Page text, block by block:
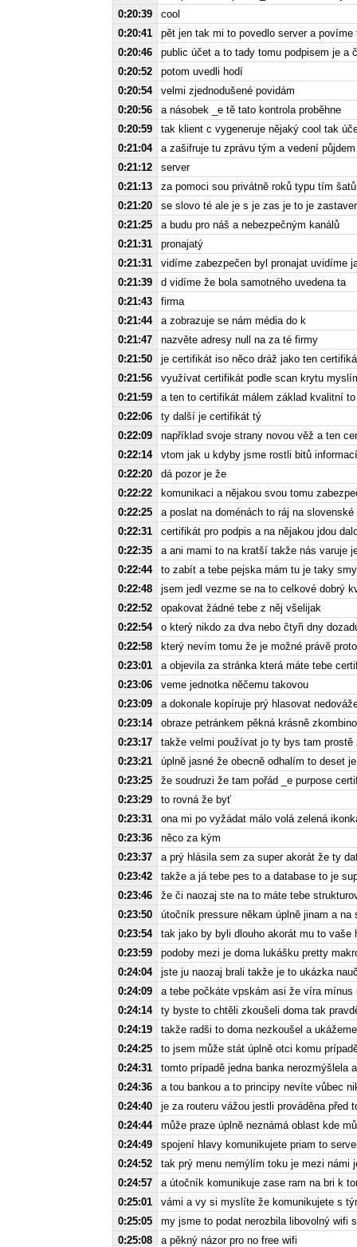
0:20:39
cool
0:20:41
pět jen tak mi to povedlo server a povíme
0:20:46
public účet a to tady tomu podpisem je a
0:20:52
potom uvedli hodí
0:20:54
velmi zjednodušené povidám
0:20:56
a násobek _e tě tato kontrola proběhne
0:20:59
tak klient c vygeneruje nějaký cool tak
0:21:04
a zašifruje tu zprávu tým a vedení
0:21:12
server
0:21:13
za pomoci sou privátně roků typu tím
0:21:20
se slovo té ale je s je zas je to je
0:21:25
a budu pro náš a nebezpečným kanálů
0:21:31
pronajatý
0:21:31
vidíme zabezpečen byl pronajat uvidíme
0:21:39
d vidíme že bola samotného uvedena ta
0:21:43
firma
0:21:44
a zobrazuje se nám média do k
0:21:47
nazvěte adresy null na za té firmy
0:21:50
je certifikát iso něco dráž jako ten
0:21:56
využívat certifikát podle scan krytu
0:21:59
a ten to certifikát málem základ kvalitní
0:22:06
ty další je certifikát tý
0:22:09
například svoje strany novou věž a ten
0:22:14
vtom jak u kdyby jsme rostli bitů
0:22:20
dá pozor je že
0:22:22
komunikaci a nějakou svou tomu
0:22:25
a poslat na doménách to ráj na
0:22:31
certifikát pro podpis a na nějakou jdou
0:22:35
a ani mami to na kratší takže nás varuje
0:22:44
to zabít a tebe pejska mám tu je taky
0:22:48
jsem jedl vezme se na to celkové dobrý
0:22:52
opakovat žádné tebe z něj všelijak
0:22:54
o který nikdo za dva nebo čtyři dny
0:22:58
který nevím tomu že je možné právě
0:23:01
a objevila za stránka která máte tebe
0:23:06
veme jednotka něčemu takovou
0:23:09
a dokonale kopíruje prý hlasovat
0:23:14
obraze petránkem pěkná krásně
0:23:17
takže velmi používat jo ty bys tam
0:23:21
úplně jasné že obecně odhalím to deset
0:23:25
že soudruzi že tam pořád _e purpose
0:23:29
to rovná že byť
0:23:31
ona mi po vyžádat málo volá zelená
0:23:36
něco za kým
0:23:37
a prý hlásila sem za super akorát že ty
0:23:42
takže a já tebe pes to a database to je
0:23:46
že či naozaj ste na to máte tebe
0:23:50
útočník pressure někam úplně jinam a na
0:23:54
tak jako by byli dlouho akorát mu to vaše
0:23:59
podoby mezi je doma lukášku pretty
0:24:04
jste ju naozaj brali takže je to ukázka
0:24:09
a tebe počkáte vpskám asi že víra mínus
0:24:14
ty byste to chtěli zkoušeli doma tak
0:24:19
takže radši to doma nezkoušel a
0:24:25
to jsem může stát úplně otci komu
0:24:31
tomto prípadě jedna banka
0:24:36
a tou bankou a to principy nevíte vůbec
0:24:40
je za routeru vážou jestli prováděna před
0:24:44
může praze úplně neznámá oblast kde
0:24:49
spojení hlavy komunikujete priam to
0:24:52
tak prý menu nemýlím toku je mezi
0:24:57
a útočník komunikuje zase ram na bri k
0:25:01
vámi a vy si myslíte že komunikujete s
0:25:05
my jsme to podat nerozbila libovolný wifi
0:25:08
a pěkný názor pro no free wifi